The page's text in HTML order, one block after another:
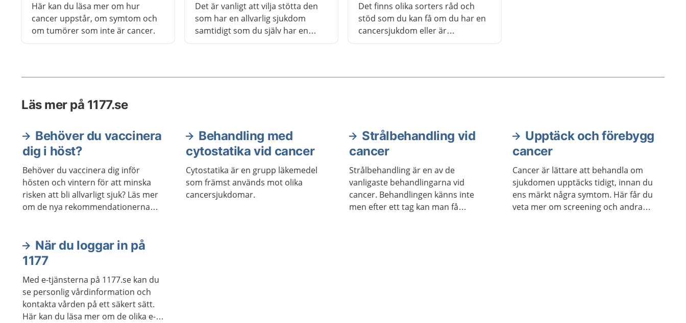
Här kan du läsa mer om hur
cancer uppstår, om symtom och
om tumörer som inte är cancer.
Det är vanligt att vilja stötta den
som har en allvarlig sjukdom
samtidigt som du själv har en
Det finns olika sorters råd och
stöd som du kan få om du har en
cancersjukdom eller är
om hur du kan få olika sorters råd
Läs mer på 1177.se
Behöver du vaccinera
dig i höst?
Behöver du vaccinera dig inför
hösten och vintern för att minska
risken att bli allvarligt sjuk? Läs mer
om de nya rekommendationerna
Behandling med
cytostatika vid cancer
Cytostatika är en grupp läkemedel
som främst används mot olika
cancersjukdomar.
Strålbehandling vid
cancer
Strålbehandling är en av de
vanligaste behandlingarna vid
cancer. Behandlingen känns inte
men efter ett tag kan man få
Upptäck och förebygg
cancer
Cancer är lättare att behandla om
sjukdomen upptäcks tidigt, innan du
ens märkt några symtom. Här får du
veta mer om screening och andra
När du loggar in på
1177
Med e-tjänsterna på 1177.se kan du
se personlig vårdinformation och
kontakta vården på ett säkert sätt.
Här kan du läsa mer om de olika e-